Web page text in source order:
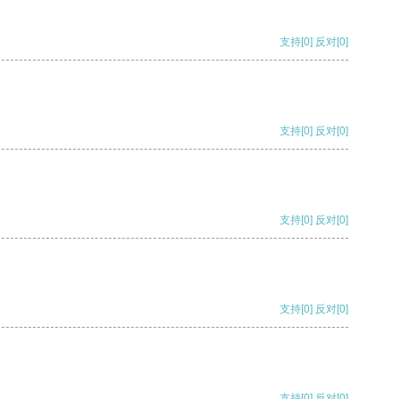
支持[0] 反对[0]
支持[0] 反对[0]
支持[0] 反对[0]
支持[0] 反对[0]